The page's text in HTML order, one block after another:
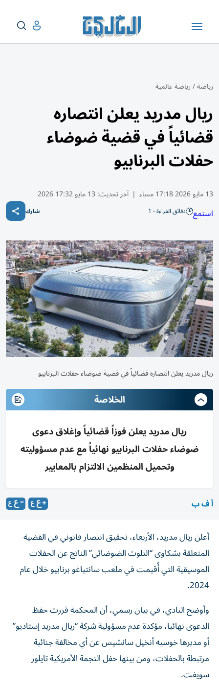
رياضة/رياضة عالمية
ريال مدريد يعلن انتصاره
قضائياً في قضية ضوضاء
حفلات البرنابيو
13 مايو 2026 17:18 مساء | آخر تحديث: 13 مايو 17:32 2026
استمع دقائق القراءة - 1 شارك
ريال مدريد يعلن انتصاره قضائياً في قضية ضوضاء حفلات البرنابيو
الخلاصة
ريال مدريد يعلن فوزاً قضائياً وإغلاق دعوى
ضوضاء حفلات البرنابيو نهائياً مع عدم مسؤوليته
وتحميل المنظمين الالتزام بالمعايير
أ ف ب
أعلن ريال مدريد، الأربعاء، تحقيق انتصار قانوني في القضية
المتعلقة بشكاوى “التلوث الضوضائي” الناتج عن الحفلات
الموسيقية التي أُقيمت في ملعب سانتياغو برنابيو خلال عام
2024.
وأوضح النادي، في بيان رسمي، أن المحكمة قررت حفظ
الدعوى نهائيا، مؤكدة عدم مسؤولية شركة “ريال مدريد إستاديو”
أو مديرها خوسيه أنخيل سانشيس عن أي مخالفة جنائية
مرتبطة بالحفلات، ومن بينها حفل النجمة الأمريكية تايلور
سويفت.